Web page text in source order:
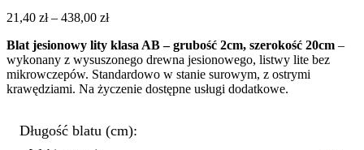
21,40 zł– 438,00 zł
Blat jesionowy lity klasa AB – grubość 2cm, szerokość 20cm –
wykonany z wysuszonego drewna jesionowego, listwy lite bez
mikrowczepów. Standardowo w stanie surowym, z ostrymi
krawędziami. Na życzenie dostępne usługi dodatkowe.
Długość blatu (cm):